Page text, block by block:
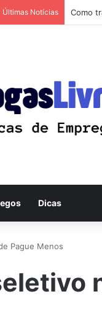
Últimas Notícias Como
Dicas
Pague Menos